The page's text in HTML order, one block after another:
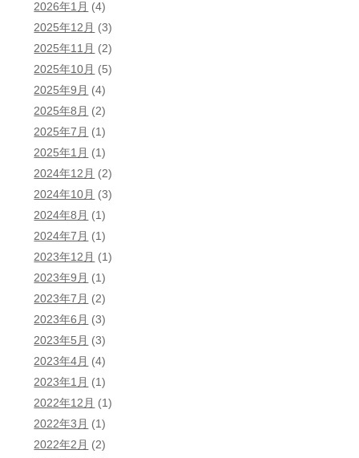
2026年1月 (4)
2025年12月 (3)
2025年11月 (2)
2025年10月 (5)
2025年9月 (4)
2025年8月 (2)
2025年7月 (1)
2025年1月 (1)
2024年12月 (2)
2024年10月 (3)
2024年8月 (1)
2024年7月 (1)
2023年12月 (1)
2023年9月 (1)
2023年7月 (2)
2023年6月 (3)
2023年5月 (3)
2023年4月 (4)
2023年1月 (1)
2022年12月 (1)
2022年3月 (1)
2022年2月 (2)